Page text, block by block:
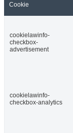
Cookie
cookielawinfo-
checkbox-
advertisement
cookielawinfo-
checkbox-analytics